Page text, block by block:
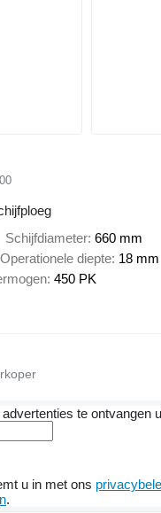
Schijfdiameter 660 mm
Operationele diepte 18 mm
450 PK
te ontvangen
u in met ons
.